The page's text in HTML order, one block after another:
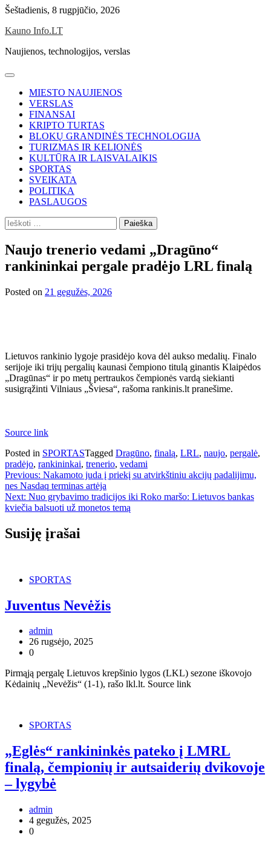
Skip
content
Šeštadienis, 8 rugpjūčio, 2026
Kauno Info.LT
Naujienos, technologijos, verslas
MIESTO NAUJIENOS
VERSLAS
FINANSAI
KRIPTO TURTAS
BLOKŲ GRANDINĖS TECHNOLOGIJA
TURIZMAS IR KELIONĖS
KULTŪRA IR LAISVALAIKIS
SPORTAS
SVEIKATA
POLITIKA
PASLAUGOS
Ieškoti:
Naujo trenerio vedami „Dragūno“
rankininkai pergale pradėjo LRL finalą
Posted on 21 gegužės, 2026
Lietuvos rankinio lygoje prasidėjo kova dėl aukso medalių. Finalo
serijoje iki trijų pergalių kaunasi čempiono titulą ginantis Klaipėdos
„Dragūnas“ ir po metų pertraukos čempionės vardą siekianti
susigrąžinti Vilniaus „Šviesa“, rašoma rankinis.lt pranešime.
Source link
Posted in SPORTASTagged Dragūno, finalą, LRL, naujo, pergalė,
pradėjo, rankininkai, trenerio, vedami
Navigacija
tarp
įrašų
Previous: Nakamoto juda į priekį su atvirkštiniu akcijų padalijimu,
nes Nasdaq terminas artėja
Next: Nuo grybavimo tradicijos iki Roko maršo: Lietuvos bankas
kviečia balsuoti už monetos temą
Susiję įrašai
SPORTAS
Juventus Nevėžis
admin
26 rugsėjo, 2025
0
Pirmąją pergalę Lietuvos krepšinio lygos (LKL) sezone iškovojo
Kėdainių „Nevėžis“ (1-1), rašo lkl.lt. Source link
SPORTAS
„Eglės“ rankininkės pateko į LMRL
finalą, čempionių ir autsaiderių dvikovoje
– lygybė
admin
4 gegužės, 2025
0